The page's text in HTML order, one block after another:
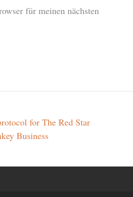
für meinen nächsten
for The Red Star
Business